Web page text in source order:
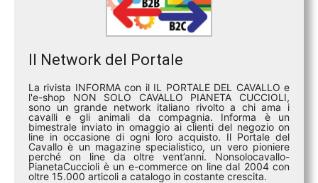
Il Network del Portale
La rivista INFORMA con il IL PORTALE DEL CAVALLO e
l'e-shop NON SOLO CAVALLO PIANETA CUCCIOLI,
sono un grande network italiano rivolto a chi ama i
cavalli e gli animali da compagnia. Informa è un
bimestrale inviato in omaggio ai clienti del negozio on
line in occasione di ogni loro acquisto. Il Portale del
Cavallo è un magazine specialistico, un vero pioniere
perché on line da oltre vent’anni. Nonsolocavallo-
PianetaCuccioli è un e-commerce on line dal 2004 con
oltre 15.000 articoli a catalogo in costante crescita.